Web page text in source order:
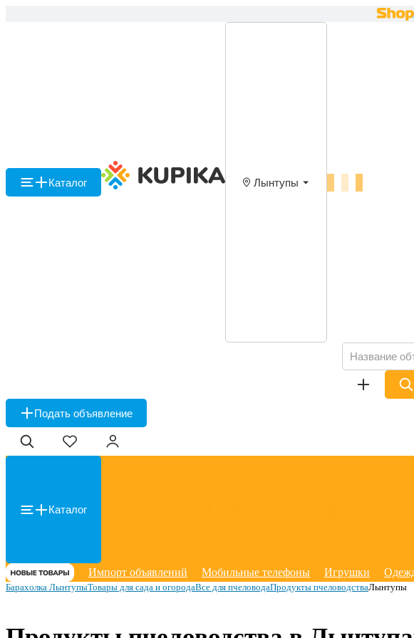
Каталог Лынтупы
Подать объявление
Каталог
Импорт объявлений Мобильные телефоны Игрушки
Барахолка ЛынтупыТовары для сада и огородаВсе для пчеловодаПродукты пчеловодстваЛынтупы